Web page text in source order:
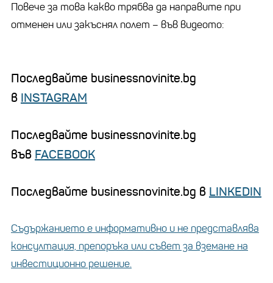
Повече за това какво трябва да направите при
отменен или закъснял полет – във видеото:
Последвайте businessnovinite.bg
в INSTAGRAM
Последвайте businessnovinite.bg
във FACEBOOK
Последвайте businessnovinite.bg в LINKEDIN
Съдържанието е информативно и не представлява
консултация, препоръка или съвет за вземане на
инвестиционно решение.